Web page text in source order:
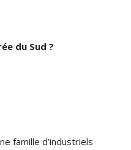
du Sud ?
famille d’industriels